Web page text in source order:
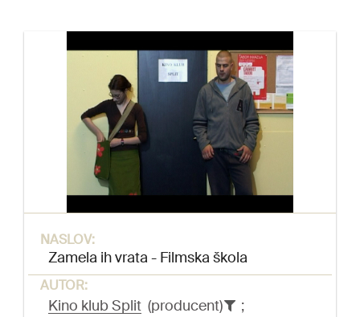
NASLOV:
Zamela ih vrata - Filmska škola
AUTOR:
Kino klub Split (producent)
;